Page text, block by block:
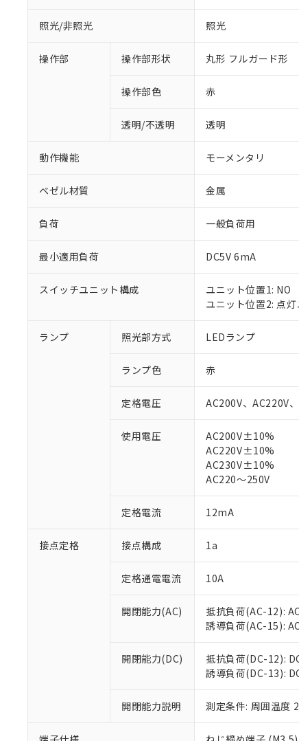
照光/非照光 照光
操作部 操作部形状 丸形 フルガード形
操作部色 赤
透明/不透明 透明
動作機能 モーメンタリ
ベゼル材質 金属
負荷 一般負荷用
最小適用負荷 DC5V 6mA
スイッチユニット構成
ユニット位置1: NO
ユニット位置2: 点灯
ランプ 照光部方式 LEDランプ
ランプ色 赤
定格電圧 AC200V、AC220V
使用電圧
AC200V±10%
AC220V±10%
AC230V±10%
AC220～250V
定格電流 12mA
接点定格 接点構成 1a
定格通電電流 10A
開閉能力(AC)
抵抗負荷(AC-12):
誘導負荷(AC-15):
開閉能力(DC)
抵抗負荷(DC-12):
誘導負荷(DC-13):
開閉能力説明 測定条件: 周囲温
ご利用条件
以下の条件をお
正式な納期
当社販売
オムロン
在庫状況お
す。
マイパー
ている必要
が、当社の
さい。
対応予定：EU
対応予定なし：
調査・確認中：
非該当品：ライ
仕入先様の事情
があります。
*EU RoHS指令（10物
六価クロム(Cr(Ⅵ))
但し、RoHS指令で
フタル酸エステル類
※2 対応予定
部品在庫の切り
※3 非含有証
※1 中国
「×」：最大均
「－」：未確認
Pb(鉛) :1000ppm、
DBP(フタル酸ジブチ
※2 環境保護
「ｅ」：有害物
「10」：通常の
味します。
「－」：未確認
う）を輸出
置等に一切
当社は、貴
また当社は
たしません
記
説明
△ 一定数
－
在庫な
機器販
空
白
受注生